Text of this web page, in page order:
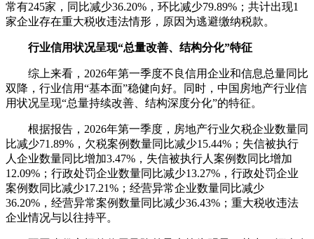
常有245家，同比减少36.20%，环比减少79.89%；共计出现1
家企业存在重大税收违法情形，原因为逃避缴纳税款。
行业信用状况呈现“总量改善、结构分化”特征
综上来看，2026年第一季度不良信用企业和信息总量同比
双降，行业信用“基本面”稳健向好。同时，中国房地产行业信
用状况呈现“总量持续改善、结构深度分化”的特征。
根据报告，2026年第一季度，房地产行业欠税企业数量同
比减少71.89%，欠税案例数量同比减少15.44%；失信被执行
人企业数量同比增加3.47%，失信被执行人案例数同比增加
12.09%；行政处罚企业数量同比减少13.27%，行政处罚企业
案例数同比减少17.21%；经营异常企业数量同比减少
36.20%，经营异常案例数量同比减少36.43%；重大税收违法
企业情况与以往持平。